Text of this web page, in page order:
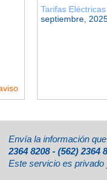
Tarifas Eléctricas
septiembre,
Envía la información
2364 8208 - (562) 2364
Este servicio es privado